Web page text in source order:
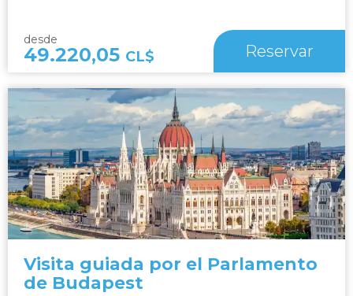
desde
49.220,05 CL$ Reservar
Visita guiada por el Parlamento
de Budapest